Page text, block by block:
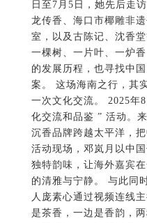
日至7月5日，她先后走
龙传香、海口市椰雕非
室，以及古陈记、沈香
一棵树、一片叶、一炉
的发展历程，也寻找中
案。 这场海南之行，其
一次文化交流。 2025年
化交流和品鉴 ” 活动。
沉香品牌跨越太平洋，
活动现场，邓岚月以中
独特韵味，让海外嘉宾
的清雅与宁静。 与此同
人庞素心通过视频连线
是茶香，一边是香韵，